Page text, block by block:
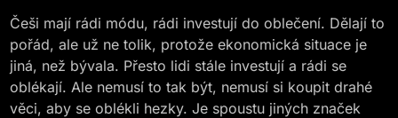
Češi mají rádi módu, rádi investují do oblečení. Dělají to
pořád, ale už ne tolik, protože ekonomická situace je
jiná, než bývala. Přesto lidi stále investují a rádi se
oblékají. Ale nemusí to tak být, nemusí si koupit drahé
věci, aby se oblékli hezky. Je spoustu jiných značek